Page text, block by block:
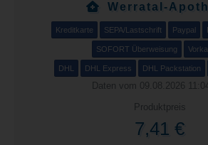
Werratal-
Kreditkarte SEPA/Lastschrift Paypal
SOFORT Überweisung
DHL DHL Express DHL Packstation
Daten vom 09.08.2026
Produktpreis
7,41 €